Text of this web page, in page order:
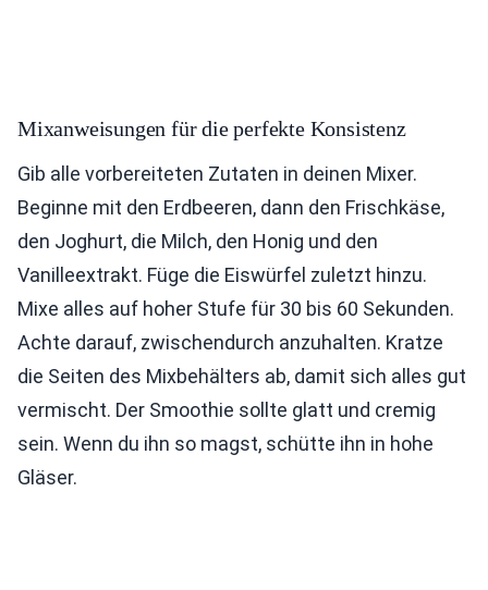
Mixanweisungen für die perfekte Konsistenz
Gib alle vorbereiteten Zutaten in deinen Mixer.
Beginne mit den Erdbeeren, dann den Frischkäse,
den Joghurt, die Milch, den Honig und den
Vanilleextrakt. Füge die Eiswürfel zuletzt hinzu.
Mixe alles auf hoher Stufe für 30 bis 60 Sekunden.
Achte darauf, zwischendurch anzuhalten. Kratze
die Seiten des Mixbehälters ab, damit sich alles gut
vermischt. Der Smoothie sollte glatt und cremig
sein. Wenn du ihn so magst, schütte ihn in hohe
Gläser.